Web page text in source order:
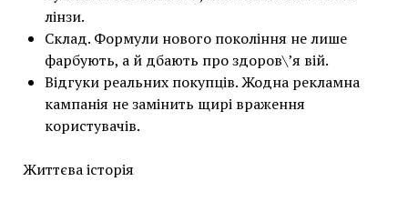
лінзи.
Склад. Формули нового покоління не лише
фарбують, а й дбають про здоров\’я вій.
Відгуки реальних покупців. Жодна рекламна
кампанія не замінить щирі враження
користувачів.
Життєва історія